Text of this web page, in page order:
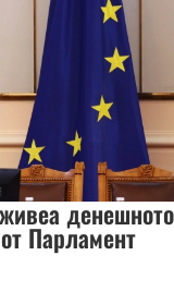
денешното
Парламент